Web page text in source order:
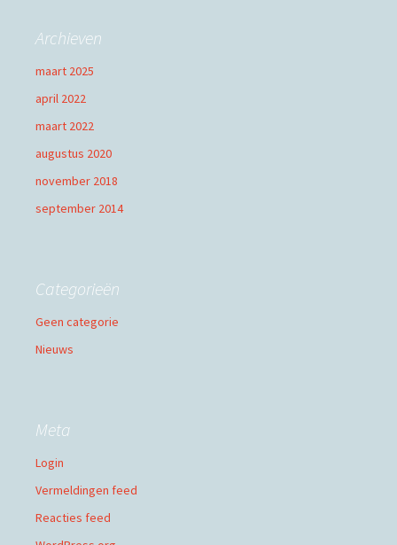
Archieven
maart 2025
april 2022
maart 2022
augustus 2020
november 2018
september 2014
Categorieën
Geen categorie
Nieuws
Meta
Login
Vermeldingen feed
Reacties feed